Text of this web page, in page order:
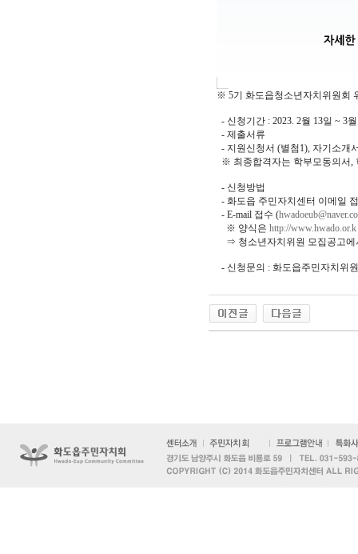
※ 5기 화도읍청소년자치위원회
- 신청기간 : 2023. 2월 13일 ~ 3
- 제출서류
- 지원신청서 (별첨1), 자기소개
※ 최종합격자는 학부모동의서,
- 신청방법
- 화도읍 주민자치센터 이메일
- E-mail 접수 (
※ 양식은 http://www.hwado.or.k
⇒ 청소년자치위원 모집공고에
- 신청문의 : 화도읍주민자치위